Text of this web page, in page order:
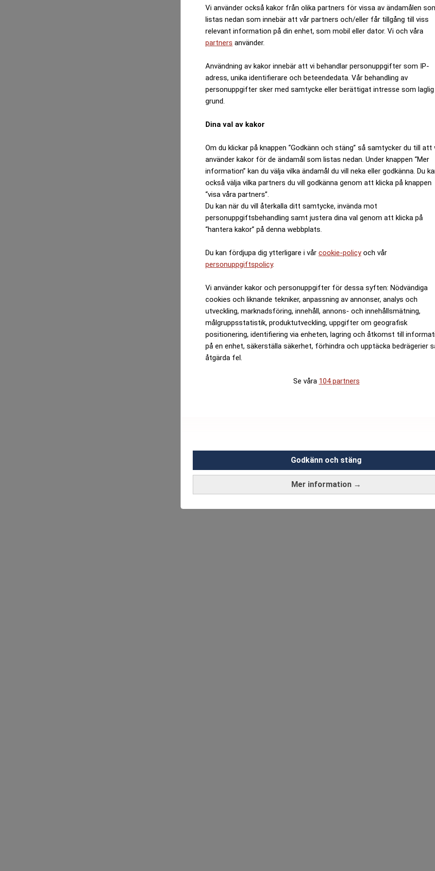
Vi använder också kakor från olika partners för vissa av ändamålen
listas nedan som innebär att vår partners och/eller får tillgång till viss
relevant information på din enhet, som mobil eller dator. Vi och våra
partners använder.
Användning av kakor innebär att vi behandlar personuppgifter som IP-
adress, unika identifierare och beteendedata. Vår behandling av
personuppgifter sker med samtycke eller berättigat intresse som laglig
grund.
Dina val av kakor
Om du klickar på knappen “Godkänn och stäng” så samtycker du till att
använder kakor för de ändamål som listas nedan. Under knappen “Mer
information” kan du välja vilka ändamål du vill neka eller godkänna. Du
också välja vilka partners du vill godkänna genom att klicka på knappen
“visa våra partners”.
Du kan när du vill återkalla ditt samtycke, invända mot
personuppgiftsbehandling samt justera dina val genom att klicka på
“hantera kakor” på denna webbplats.
Du kan fördjupa dig ytterligare i vår cookie-policyoch vår
personuppgiftspolicy.
Vi använder kakor och personuppgifter för dessa syften: Nödvändiga
cookies och liknande tekniker, anpassning av annonser, analys och
utveckling, marknadsföring, innehåll, annons- och innehållsmätning,
målgruppsstatistik, produktutveckling, uppgifter om geografisk
positionering, identifiering via enheten, lagring och åtkomst till
på en enhet, säkerställa säkerhet, förhindra och upptäcka bedrägerier
åtgärda fel.
Se våra 104 partners
Mer information →
Godkänn och stäng